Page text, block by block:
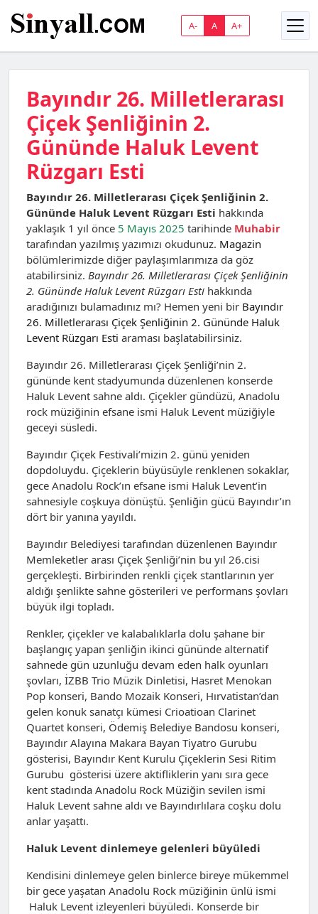
A- A A+
Bayındır 26. Milletlerarası
Çiçek Şenliğinin 2.
Gününde Haluk Levent
Rüzgarı Esti
Bayındır 26. Milletlerarası Çiçek Şenliğinin 2.
Gününde Haluk Levent Rüzgarı Esti hakkında
yaklaşık 1 yıl önce 5 Mayıs 2025 tarihinde Muhabir
tarafından yazılmış yazımızı okudunuz. Magazin
bölümlerimizde diğer paylaşımlarımıza da göz
atabilirsiniz. Bayındır 26. Milletlerarası Çiçek Şenliğinin
2. Gününde Haluk Levent Rüzgarı Esti hakkında
aradığınızı bulamadınız mı? Hemen yeni bir Bayındır
26. Milletlerarası Çiçek Şenliğinin 2. Gününde Haluk
Levent Rüzgarı Esti araması başlatabilirsiniz.
Bayındır 26. Milletlerarası Çiçek Şenliği’nin 2.
gününde kent stadyumunda düzenlenen konserde
Haluk Levent sahne aldı. Çiçekler gündüzü, Anadolu
rock müziğinin efsane ismi Haluk Levent müziğiyle
geceyi süsledi.
Bayındır Çiçek Festivali’mizin 2. günü yeniden
dopdoluydu. Çiçeklerin büyüsüyle renklenen sokaklar,
gece Anadolu Rock’ın efsane ismi Haluk Levent’in
sahnesiyle coşkuya dönüştü. Şenliğin gücü Bayındır’ın
dört bir yanına yayıldı.
Bayındır Belediyesi tarafından düzenlenen Bayındır
Memleketler arası Çiçek Şenliği’nin bu yıl 26.cisi
gerçekleşti. Birbirinden renkli çiçek stantlarının yer
aldığı şenlikte sahne gösterileri ve performans şovları
büyük ilgi topladı.
Renkler, çiçekler ve kalabalıklarla dolu şahane bir
başlangıç yapan şenliğin ikinci gününde alternatif
sahnede gün uzunluğu devam eden halk oyunları
şovları, İZBB Trio Müzik Dinletisi, Hasret Menokan
Pop konseri, Bando Mozaik Konseri, Hırvatistan’dan
gelen konuk sanatçı kümesi Crioatioan Clarinet
Quartet konseri, Ödemiş Belediye Bandosu konseri,
Bayındır Alayına Makara Bayan Tiyatro Gurubu
gösterisi, Bayındır Kent Kurulu Çiçeklerin Sesi Ritim
Gurubu gösterisi üzere aktifliklerin yanı sıra gece
kent stadında Anadolu Rock Müziğin sevilen ismi
Haluk Levent sahne aldı ve Bayındırlılara coşku dolu
anlar yaşattı.
Haluk Levent dinlemeye gelenleri büyüledi
Kendisini dinlemeye gelen binlerce bireye mükemmel
bir gece yaşatan Anadolu Rock müziğinin ünlü ismi
Haluk Levent izleyenleri büyüledi. Konserde bir